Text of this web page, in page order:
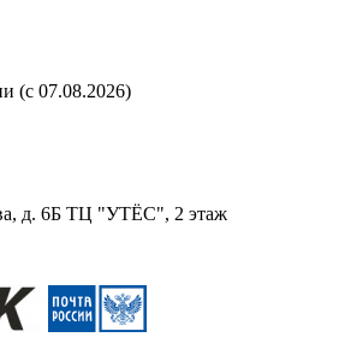
(с 07.08.2026)
д. 6Б ТЦ "УТЁС", 2 этаж